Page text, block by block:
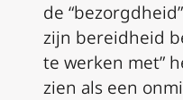
de
zijn bereidheid
te werken met”
zien als een